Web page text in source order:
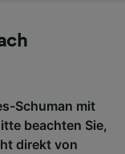
Schuman mit
beachten Sie,
direkt von